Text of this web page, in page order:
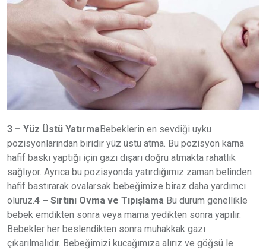
3 – Yüz Üstü YatırmaBebeklerin en sevdiği uyku
pozisyonlarından biridir yüz üstü atma. Bu pozisyon karna
hafif baskı yaptığı için gazı dışarı doğru atmakta rahatlık
sağlıyor. Ayrıca bu pozisyonda yatırdığımız zaman belinden
hafif bastırarak ovalarsak bebeğimize biraz daha yardımcı
oluruz.4 – Sırtını Ovma ve Tıpışlama Bu durum genellikle
bebek emdikten sonra veya mama yedikten sonra yapılır.
Bebekler her beslendikten sonra muhakkak gazı
çıkarılmalıdır. Bebeğimizi kucağımıza alırız ve göğsü le